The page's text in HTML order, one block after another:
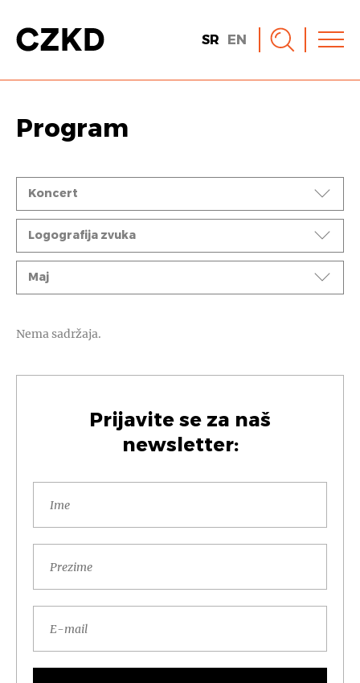
SR EN
Program
Događaji
Koncert
Ciklusi
Logografija zvuka
Mesec
Maj
Nema sadržaja.
Prijavite se za naš
newsletter: